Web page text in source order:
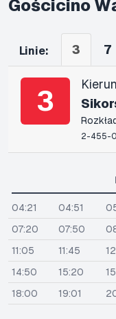
Gościcino
Linie: 3 7
3
2-455-
04:21 04:51
07:20
07:50
11:05
11:45
14:50
15:20
18:00
19:01